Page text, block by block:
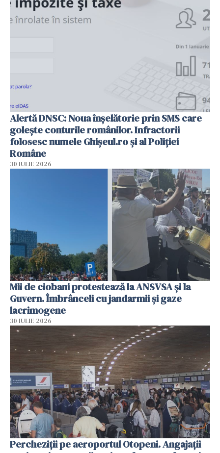
Alertă DNSC: Noua înșelătorie prin SMS care
golește conturile românilor. Infractorii
folosesc numele Ghișeul.ro și al Poliției
Române
30 IULIE 2026
Mii de ciobani protestează la ANSVSA și la
Guvern. Îmbrânceli cu jandarmii și gaze
lacrimogene
30 IULIE 2026
Percheziții pe aeroportul Otopeni. Angajații